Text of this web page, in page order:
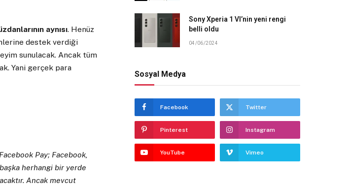
aynısı. Henüz
destek verdiği
sunulacak. Ancak tüm
Yani gerçek para
Pay; Facebook,
herhangi bir yerde
Ancak mevcut
Sony Xperia 1 VI’nin yeni rengi
belli oldu
04/06/2024
Sosyal Medya
Facebook Twitter
Pinterest Instagram
YouTube Vimeo